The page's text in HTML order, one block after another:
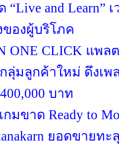
“Live and Learn”
องผู้บริโภค
ONE CLICK แพ
ลุ่มลูกค้าใหม่ ดึงเ
บาท
มขาด Ready to
ยอดขายท